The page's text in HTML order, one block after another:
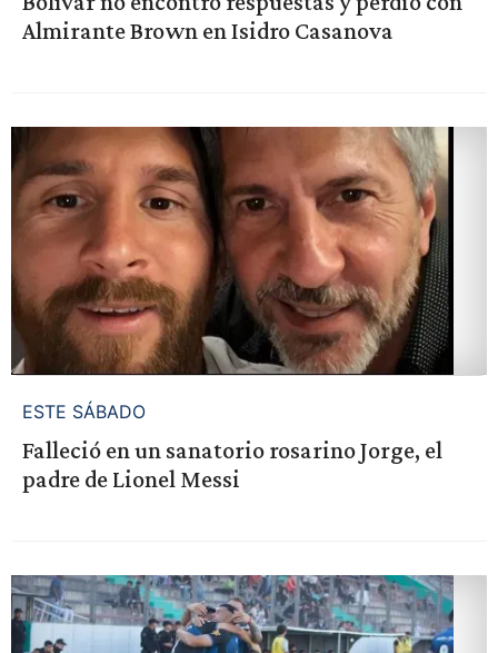
Almirante Brown en Isidro Casanova
ESTE SÁBADO
Falleció en un sanatorio rosarino Jorge, el
padre de Lionel Messi